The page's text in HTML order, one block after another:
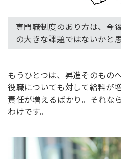
専門職制度のあり方は、今
の大きな課題ではないかと思
もうひとつは、昇進そのもの
役職についても対して給料が
責任が増えるばかり。それな
わけです。